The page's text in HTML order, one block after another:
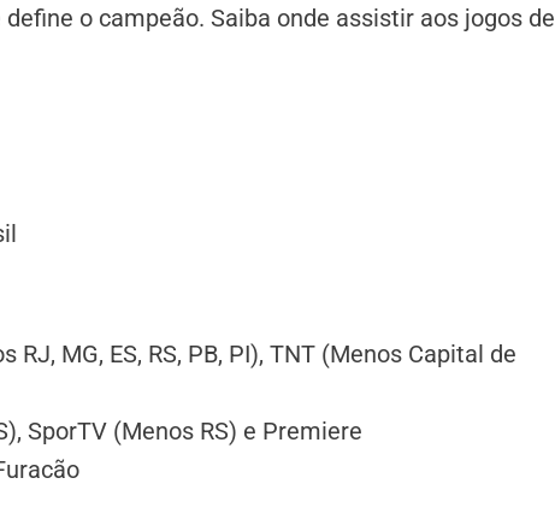
o campeão. Saiba onde assistir aos jogos de
MG, ES, RS, PB, PI), TNT (Menos Capital de
SporTV (Menos RS) e Premiere